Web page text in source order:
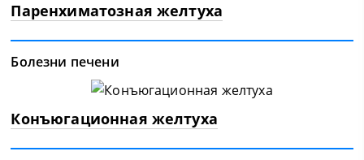
Паренхиматозная желтуха
Болезни печени
Конъюгационная желтуха